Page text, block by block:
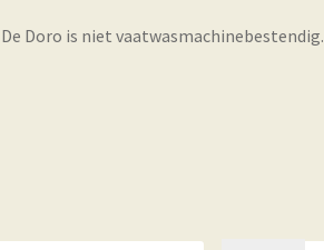
De Doro is niet vaatwasmachinebestendig.